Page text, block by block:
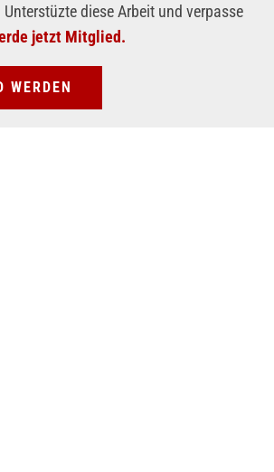
diese Arbeit und verpasse
jetzt Mitglied.
WERDEN